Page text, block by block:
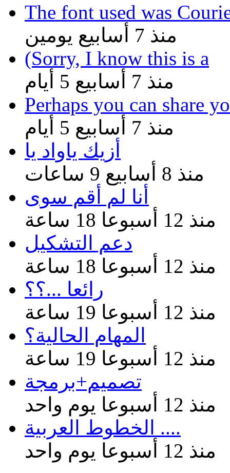
The font used was
منذ 7 أسابيع يومين
(Sorry, I know this is a
منذ 7 أسابيع 5 أيام
Perhaps you can share
منذ 7 أسابيع 5 أيام
أزيك ياواد يا
منذ 8 أسابيع 9 ساعات
أنا لم أقم سوى
منذ 12 أسبوعا 18 ساعة
دعم التشكيل
منذ 12 أسبوعا 18 ساعة
رائعا ...؟؟
منذ 12 أسبوعا 19 ساعة
المهام الحالية؟
منذ 12 أسبوعا 19 ساعة
تصميم+برمجة
منذ 12 أسبوعا يوم واحد
الخطوط العربية ....
منذ 12 أسبوعا يوم واحد